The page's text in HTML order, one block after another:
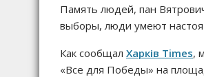
Память людей, пан
выборы, люди умеют
Как сообщал Харків Times,
«Все для Победы» на